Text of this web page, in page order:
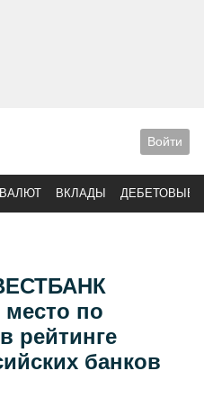
Войти
ВКЛАДЫ ДЕБЕТОВЫЕ
место по
рейтинге
банков